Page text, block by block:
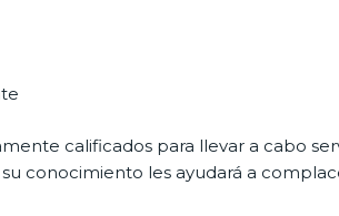
calificados para llevar a cabo
conocimiento les ayudará a